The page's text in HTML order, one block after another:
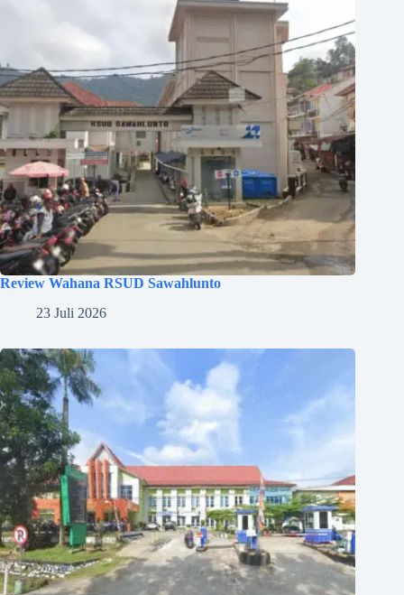
Review Wahana RSUD Sawahlunto
23 Juli 2026